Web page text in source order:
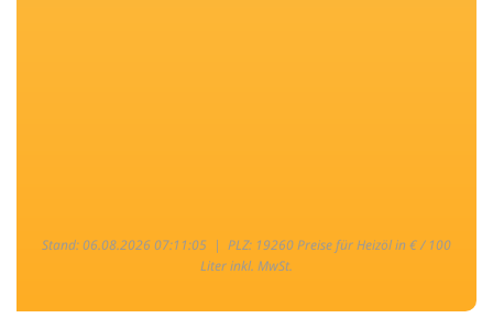
Stand: 06.08.2026 07:11:05 | PLZ: 19260 Preise für Heizöl in € / 100
Liter inkl. MwSt.